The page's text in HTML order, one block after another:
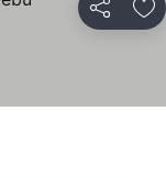
Zdieľať